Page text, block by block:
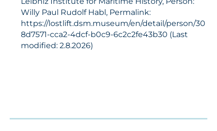
Willy Paul Rudolf Habl, Permalink:
https://lostlift.dsm.museum/en/detail/person/30
8d7571-cca2-4dcf-b0c9-6c2c2fe43b30 (Last
modified: 2.8.2026)